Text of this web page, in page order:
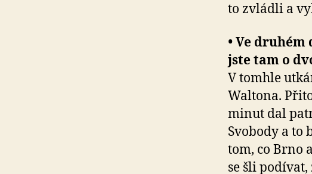
to zvládli a
• Ve
jste tam o
V tomhle
Waltona.
minut dal
Svobody a to
tom, co Brno
se šli